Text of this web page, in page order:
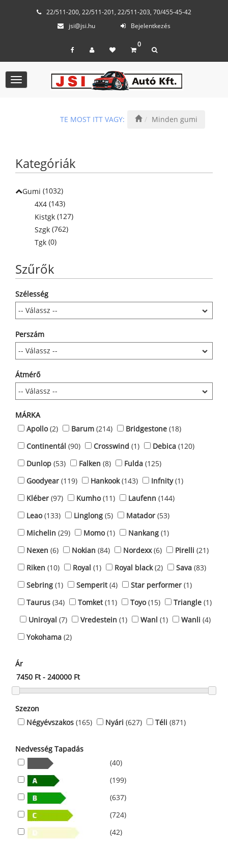
22/511-200, 22/511-201, 22/511-203, 70/455-45-42
jsi@jsi.hu
Bejelentkezés
0
Toggle
navigation
TE MOST ITT VAGY: Minden gumi
Kategóriák
Gumi (1032)
4X4 (143)
Kistgk (127)
Szgk (762)
Tgk (0)
Szűrők
Szélesség
Perszám
Átmérő
MÁRKA
Apollo(2) Barum (214) Bridgestone (18)
Continentál (90) Crosswind (1) Debica (120)
Dunlop (53) Falken (8) Fulda (125)
Goodyear (119) Hankook(143) Infnity(1)
Kléber (97) Kumho(11) Laufenn (144)
Leao(133) Linglong (5) Matador (53)
Michelin (29) Momo(1) Nankang (1)
Nexen (6) Nokian (84) Nordexx(6) Pirelli (21)
Riken (10) Royal (1) Royal black(2) Sava (83)
Sebring (1) Semperit(4) Star performer (1)
Taurus (34) Tomket(11) Toyo(15) Triangle (1)
Uniroyal (7) Vredestein (1) Wanl (1) Wanli (4)
Yokohama (2)
Ár
Szezon
Négyévszakos (165) Nyári (627) Téli (871)
Nedvesség Tapadás
(40)
(199)
(637)
(724)
(42)